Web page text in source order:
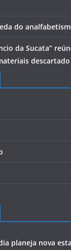
do
da Sucata”
descartado
planeja nova